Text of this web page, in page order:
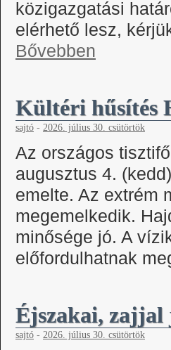
közigazgatási
elérhető lesz,
Bővebben
Kültéri hűsítés
sajtó - 2026. július 30. csütörtök
Az országos
augusztus 4.
emelte. Az extrém
megemelkedik.
minősége jó. A
előfordulhatnak
Éjszakai, zajjal
sajtó - 2026. július 30. csütörtök